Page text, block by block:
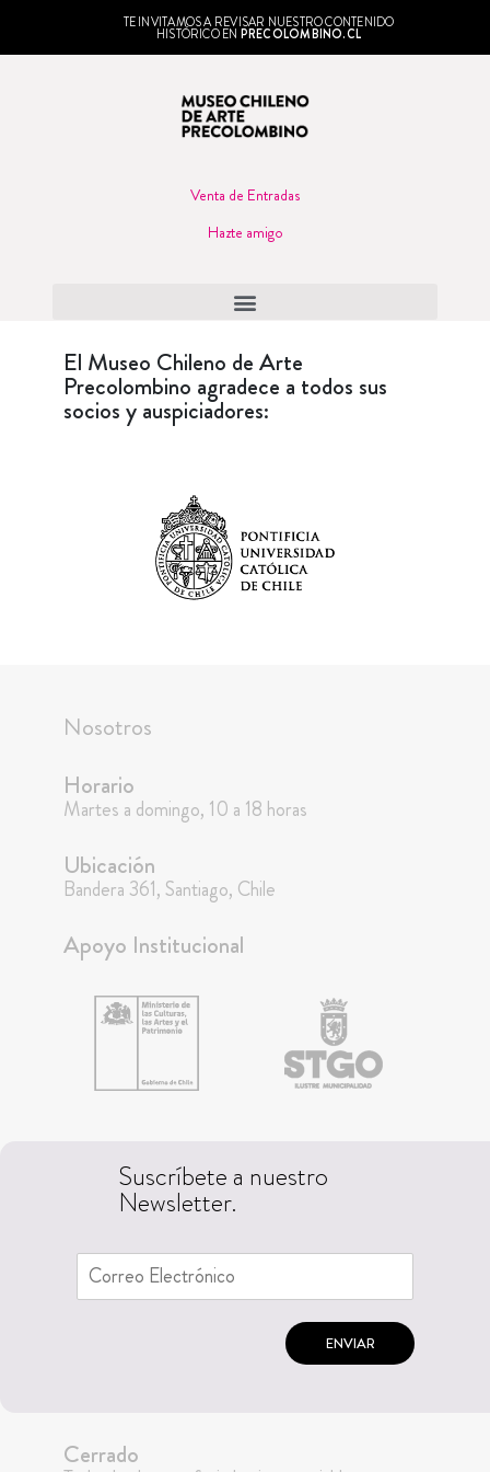
TE INVITAMOS A REVISAR NUESTRO CONTENIDO
HISTÓRICO EN PRECOLOMBINO.CL
Venta de Entradas
Hazte amigo
El Museo Chileno de Arte
Precolombino agradece a todos sus
socios y auspiciadores:
Nosotros
Horario
Martes a domingo, 10 a 18 horas
Ubicación
Bandera 361, Santiago, Chile
Apoyo Institucional
Suscríbete a nuestro
Newsletter.
ENVIAR
Cerrado